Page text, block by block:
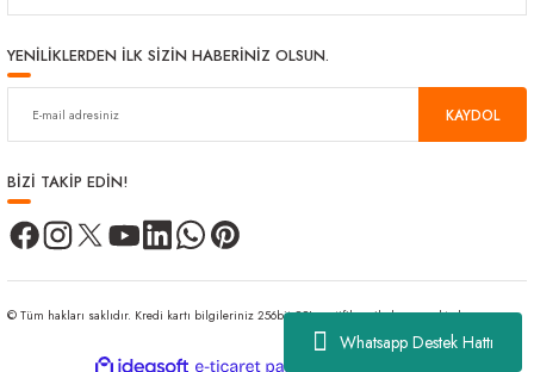
Whatsapp Destek Hattı
YENİLİKLERDEN İLK SİZİN HABERİNİZ OLSUN.
KAYDOL
BİZİ TAKİP EDİN!
© Tüm hakları saklıdır. Kredi kartı bilgileriniz 256bit SSL sertifikası ile korunmaktadır.
ideasoft